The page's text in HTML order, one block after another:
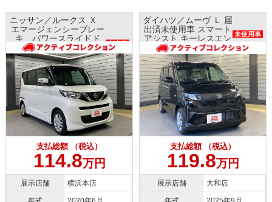
ニッサン／ルークス Ｘ
エマージェンシーブレー
キ パワースライドド
ア ナビ アラウンドビ
ューモニター ETC
レンタアップ
中古車
支払総額 （税込）
114.8万円
展示店舗 横浜本店
ダイハツ／ムーヴ Ｌ 届
出済未使用車 スマート
アシスト キーレスエン
トリー
未使用車
支払総額 （税込）
119.8万円
展示店舗 大和店